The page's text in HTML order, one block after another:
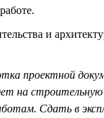
и
проектной
на
Сдать в